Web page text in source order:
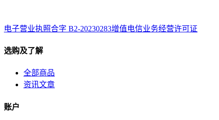
电子营业执照合字 B2-20230283增值电信业务经营许可证
选购及了解
全部商品
资讯文章
账户